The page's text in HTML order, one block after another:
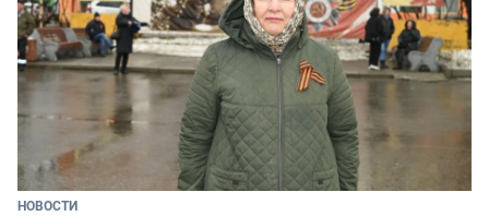
НОВОСТИ